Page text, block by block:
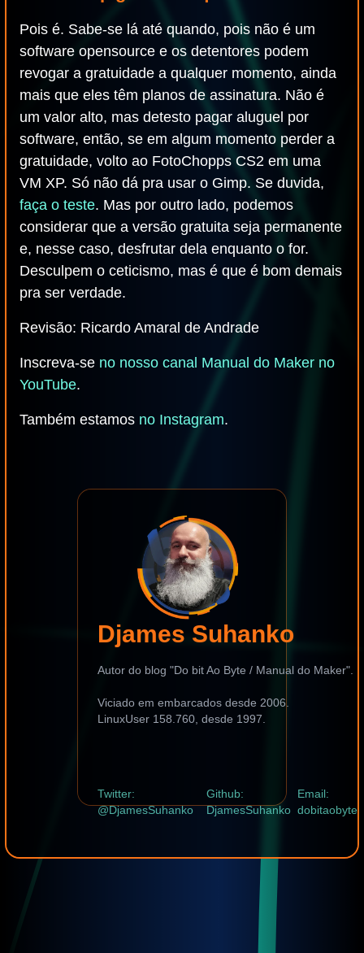
Pois é. Sabe-se lá até quando, pois não é um
software opensource e os detentores podem
revogar a gratuidade a qualquer momento, ainda
mais que eles têm planos de assinatura. Não é
um valor alto, mas detesto pagar aluguel por
software, então, se em algum momento perder a
gratuidade, volto ao FotoChopps CS2 em uma
VM XP. Só não dá pra usar o Gimp. Se duvida,
faça o teste. Mas por outro lado, podemos
considerar que a versão gratuita seja permanente
e, nesse caso, desfrutar dela enquanto o for.
Desculpem o ceticismo, mas é que é bom demais
pra ser verdade.
Revisão: Ricardo Amaral de Andrade
Inscreva-se no nosso canal Manual do Maker no
YouTube.
Também estamos no Instagram.
Djames Suhanko
Autor do blog "Do bit Ao Byte / Manual do Maker".
Viciado em embarcados desde 2006.
LinuxUser 158.760, desde 1997.
Twitter:
@DjamesSuhanko
Github:
DjamesSuhanko
Email: